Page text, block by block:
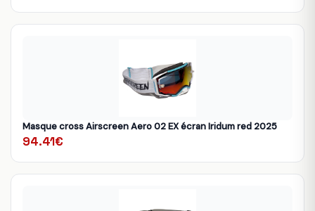
Masque cross Airscreen Aero 02 EX écran Iridum red 2025
94.41€